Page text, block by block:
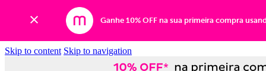
Ganhe 10% OFF na sua primeira compra
Skip to content Skip to navigation